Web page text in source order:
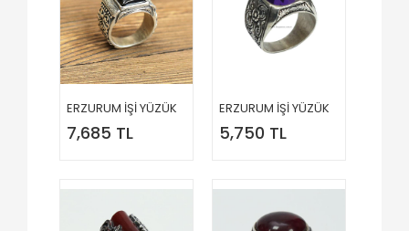
ERZURUM İŞİ YÜZÜK
7,685 TL
ERZURUM İŞİ YÜZÜK
5,750 TL